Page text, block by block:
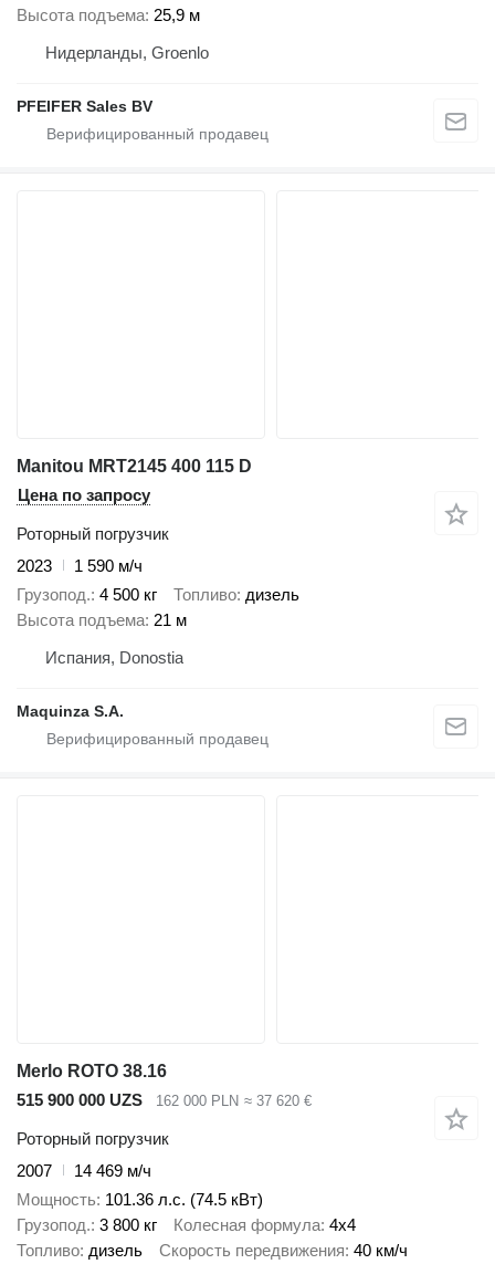
Высота подъема 25,9 м
Нидерланды, Groenlo
PFEIFER Sales BV
Manitou MRT2145 400 115 D
Цена по запросу
Роторный погрузчик
2023
1 590 м/ч
Грузопод. 4 500 кг Топливо дизель
Высота подъема 21 м
Испания, Donostia
Maquinza S.A.
Merlo ROTO 38.16
515 900 000 UZS
162 000 PLN ≈ 37 620 €
Роторный погрузчик
2007
14 469 м/ч
Мощность 101.36 л.с. (74.5 кВт)
Грузопод. 3 800 кг Колесная формула 4x4
Топливо дизель Скорость передвижения 40 км/ч